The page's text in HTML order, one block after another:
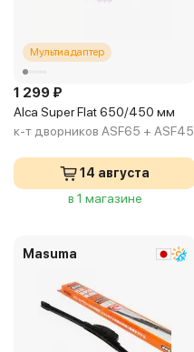
Мультиадаптер
1 299 ₽
Alca Super Flat 650/450 мм
к-т дворников ASF65 + ASF45
14 августа
в 1 магазине
Masuma